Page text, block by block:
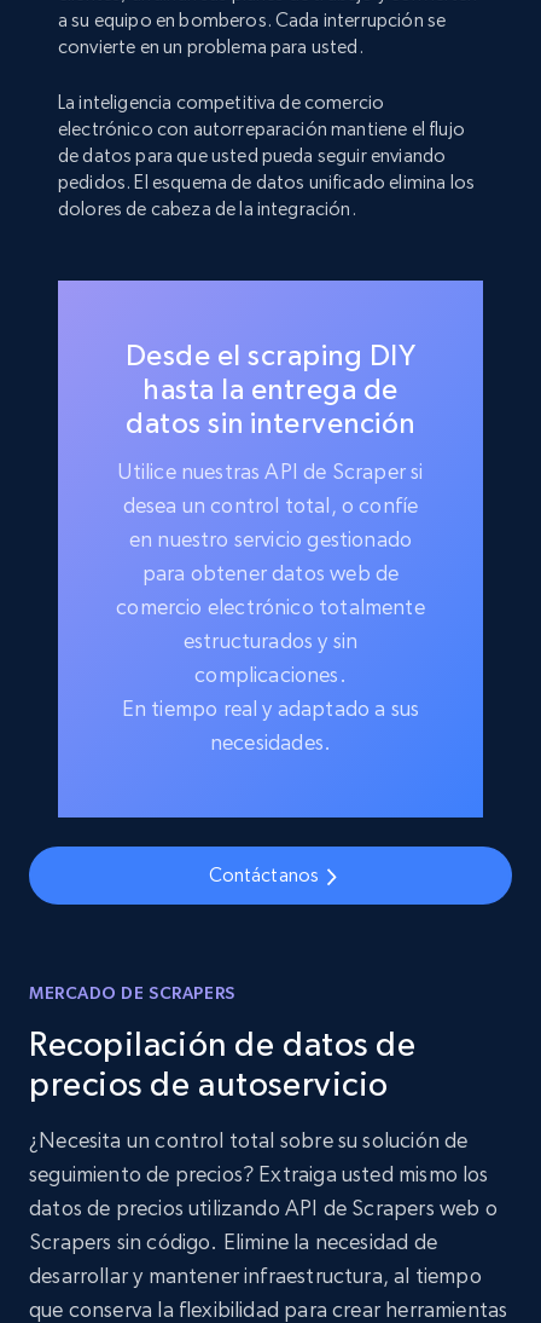
a su equipo en bomberos. Cada interrupción se
convierte en un problema para usted.
La inteligencia competitiva de comercio
electrónico con autorreparación mantiene el flujo
de datos para que usted pueda seguir enviando
pedidos. El esquema de datos unificado elimina los
dolores de cabeza de la integración.
Desde el scraping DIY
hasta la entrega de
datos sin intervención
Utilice nuestras API de Scraper si
desea un control total, o confíe
en nuestro servicio gestionado
para obtener datos web de
comercio electrónico totalmente
estructurados y sin
complicaciones.
En tiempo real y adaptado a sus
necesidades.
Contáctanos
MERCADO DE SCRAPERS
Recopilación de datos de
precios de autoservicio
¿Necesita un control total sobre su solución de
seguimiento de precios? Extraiga usted mismo los
datos de precios utilizando API de Scrapers web o
Scrapers sin código. Elimine la necesidad de
desarrollar y mantener infraestructura, al tiempo
que conserva la flexibilidad para crear herramientas